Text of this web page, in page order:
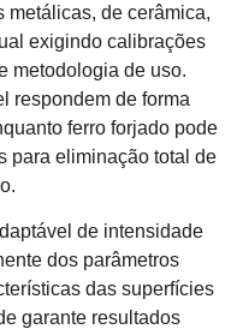
metálicas, de cerâmica,
exigindo calibrações
metodologia de uso.
respondem de forma
ferro forjado pode
para eliminação total de
de intensidade
dos parâmetros
das superfícies
garante resultados